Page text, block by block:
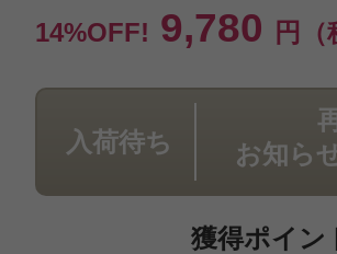
14%OFF! 9,780 円（
入荷待ち
お知ら
獲得ポイン